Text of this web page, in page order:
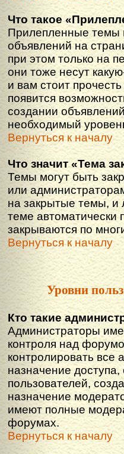
Что такое
Прилепленные темы
объявлений на
при этом только на
они тоже несут
и вам стоит
появится
создании
необходимый
Вернуться к началу
Что значит «Тема
Темы могут быть
или
на закрытые темы, и
теме автоматически
закрываются по
Вернуться к началу
Уровни
Кто такие
Администраторы
контроля над
контролировать все
назначение
пользователей,
назначение
имеют полные
форумах.
Вернуться к началу